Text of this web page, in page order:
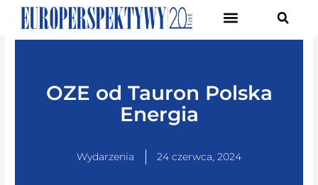
OZE od Tauron Polska
Energia
Wydarzenia 24 czerwca, 2024